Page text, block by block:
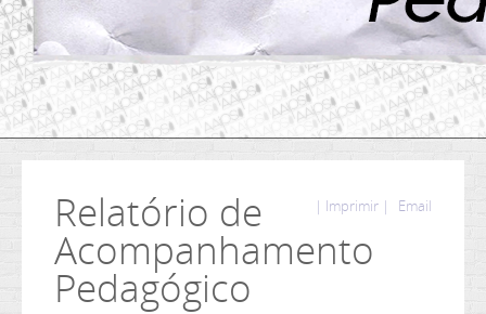
Email
| Imprimir |
Relatório de
Acompanhamento
Pedagógico